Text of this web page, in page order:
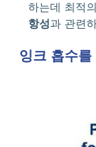
하는데 최적
항성과 관련
잉크 흡수